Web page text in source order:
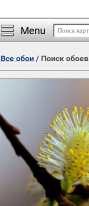
Menu
Все обои/ Поиск обоев